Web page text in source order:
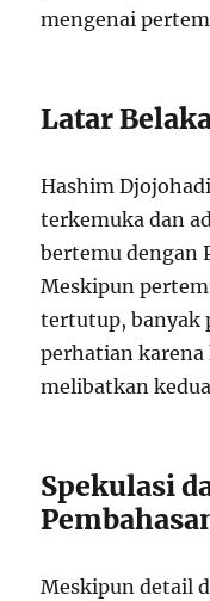
mengenai
Latar
Hashim
terkemuka dan
bertemu dengan
Meskipun
tertutup, banyak
perhatian
melibatkan
Spekulasi
Meskipun detail